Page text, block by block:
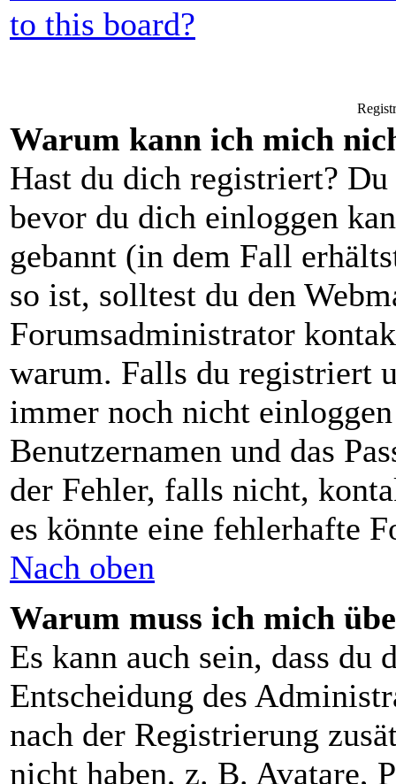
to this board?
Warum kann ich mich
Hast du dich registriert?
bevor du dich einloggen
gebannt (in dem Fall
so ist, solltest du den
Forumsadministrator
warum. Falls du registriert
immer noch nicht
Benutzernamen und das
der Fehler, falls nicht,
es könnte eine fehlerhafte
Nach oben
Warum muss ich mich
Es kann auch sein, dass du
Entscheidung des
nach der Registrierung
nicht haben, z. B. Avatare,